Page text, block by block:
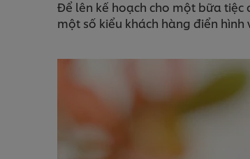
Để lên kế hoạch cho một bữa tiệc
một số kiểu khách hàng điển